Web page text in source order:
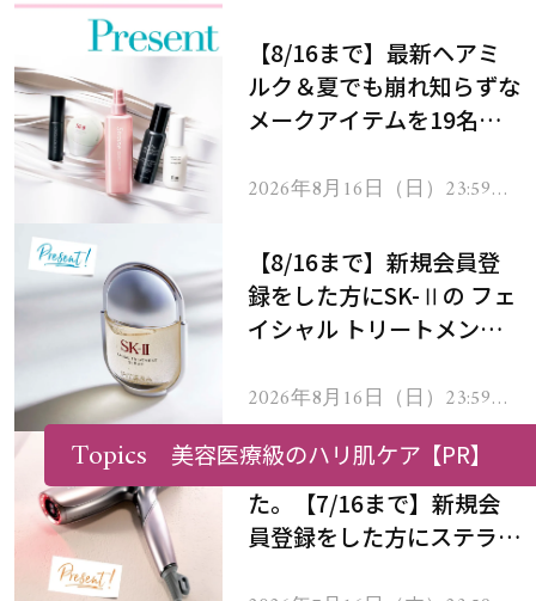
【8/16まで】最新ヘアミ
ルク＆夏でも崩れ知らずな
メークアイテムを19名様
2026年8月16日（日）23:59ま
【8/16まで】新規会員登
録をした方にSK-Ⅱの フェ
イシャル トリートメント
2026年8月16日（日）23:59ま
で
※応募は終了いたしまし
た。【7/16まで】新規会
員登録をした方にステラボ
Topics 美容医療級のハリ肌ケア【PR】